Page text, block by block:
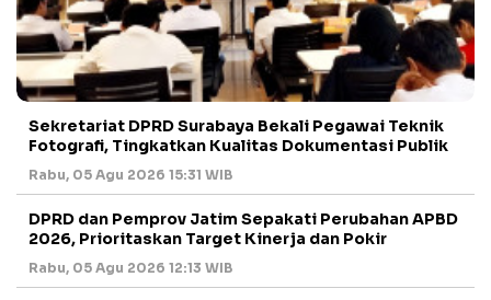
Sekretariat DPRD Surabaya Bekali Pegawai Teknik
Fotografi, Tingkatkan Kualitas Dokumentasi Publik
Rabu, 05 Agu 2026 15:31 WIB
DPRD dan Pemprov Jatim Sepakati Perubahan APBD
2026, Prioritaskan Target Kinerja dan Pokir
Rabu, 05 Agu 2026 12:13 WIB